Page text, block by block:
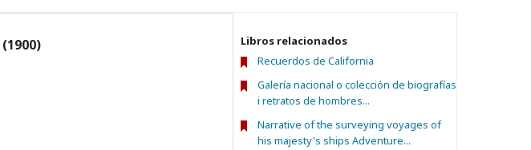
(1900)
Libros relacionados
Recuerdos de California
Galería nacional o colección de biografías
i retratos de hombres...
Narrative of the surveying voyages of
his majesty's ships Adventure...